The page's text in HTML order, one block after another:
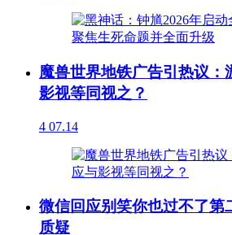
魔兽世界地铁广告引热议：
影视等同视之？
4 07.14
微信回应别笑你也过不了第
质疑